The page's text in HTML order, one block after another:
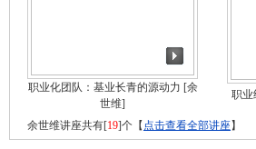
职业化团队：基业长青的源动力 [余
世维]
职业
余世维讲座共有[19]个【 点击查看全部讲座】